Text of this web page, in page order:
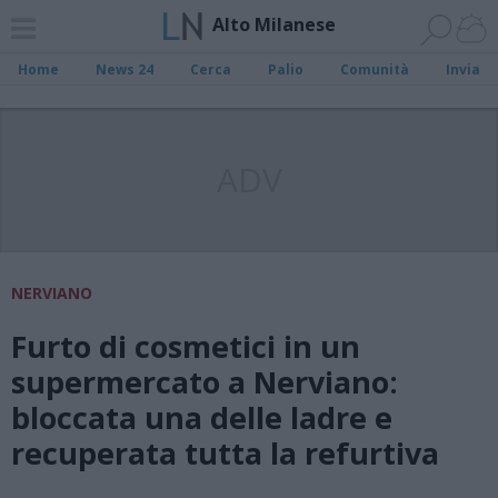
Alto Milanese
Home News 24 Cerca Palio Comunità Invia
NERVIANO
Furto di cosmetici in un
supermercato a Nerviano:
bloccata una delle ladre e
recuperata tutta la refurtiva